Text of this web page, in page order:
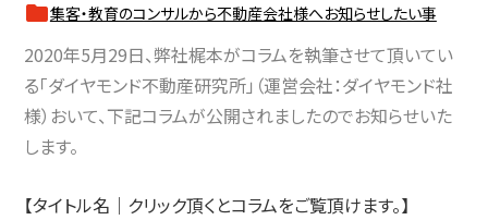
集客・教育のコンサルから不動産会社様へお知らせしたい事
2020年5月29日、弊社梶本がコラムを執筆させて頂いてい
る「ダイヤモンド不動産研究所」（運営会社：ダイヤモンド社
様）おいて、下記コラムが公開されましたのでお知らせいた
します。
【タイトル名｜クリック頂くとコラムをご覧頂けます。】